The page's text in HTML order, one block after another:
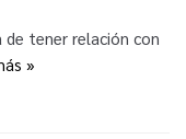
tener relación con
»